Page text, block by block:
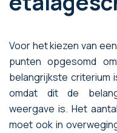
Voor het kiezen van
punten opgesomd
belangrijkste criterium
omdat dit de
weergave is. Het
moet ook in